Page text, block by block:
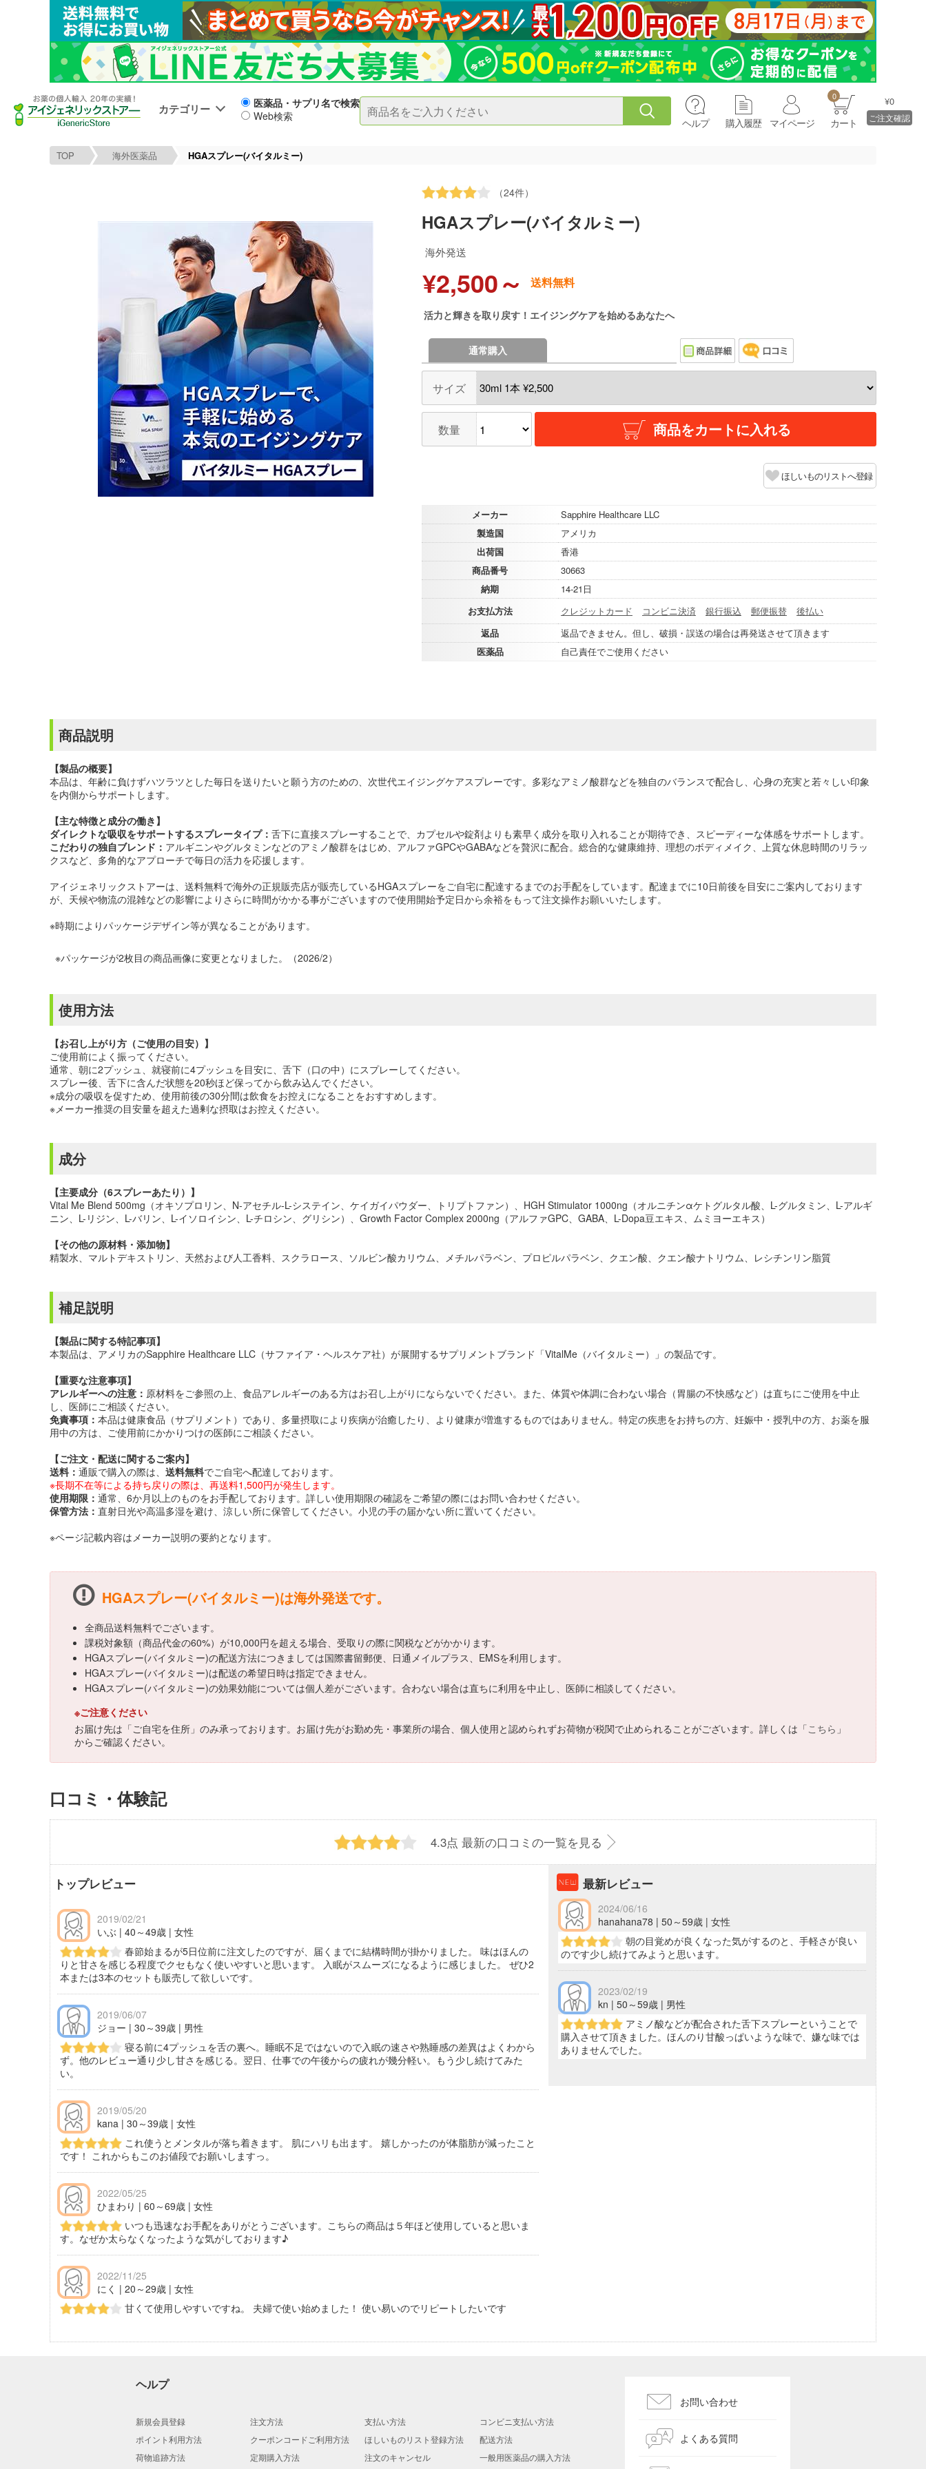
カテゴリー
医薬品・サプリ名で検索
Web検索
ヘルプ 購入履歴 マイページ
0
カート
¥0
ご注文確認
TOP 海外医薬品 HGAスプレー(バイタルミー)
（24件）
HGAスプレー(バイタルミー)
海外発送
¥2,500～ 送料無料
活力と輝きを取り戻す！エイジングケアを始めるあなたへ
通常購入
サイズ
数量 商品をカートに入れる
ほしいものリストへ登録
メーカー
Sapphire Healthcare LLC
製造国
アメリカ
出荷国
香港
商品番号
30663
納期
14-21日
お支払方法
クレジットカード コンビニ決済 銀行振込 郵便振替
後払い
返品
返品できません。但し、破損・誤送の場合は再発送させて頂きます
医薬品
自己責任でご使用ください
商品説明
【製品の概要】
本品は、年齢に負けずハツラツとした毎日を送りたいと願う方のための、次世代エイジングケアスプレーです。多彩なアミノ酸群などを独自のバランスで配合し、心身の充実と若々しい印象
を内側からサポートします。
【主な特徴と成分の働き】
ダイレクトな吸収をサポートするスプレータイプ： 舌下に直接スプレーすることで、カプセルや錠剤よりも素早く成分を取り入れることが期待でき、スピーディーな体感をサポートします。
こだわりの独自ブレンド： アルギニンやグルタミンなどのアミノ酸群をはじめ、アルファGPCやGABAなどを贅沢に配合。総合的な健康維持、理想のボディメイク、上質な休息時間のリラッ
クスなど、多角的なアプローチで毎日の活力を応援します。
アイジェネリックストアーは、送料無料で海外の正規販売店が販売しているHGAスプレーをご自宅に配達するまでのお手配をしています。配達までに10日前後を目安にご案内しております
が、天候や物流の混雑などの影響によりさらに時間がかかる事がございますので使用開始予定日から余裕をもって注文操作お願いいたします。
※時期によりパッケージデザイン等が異なることがあります。
※パッケージが2枚目の商品画像に変更となりました。（2026/2）
使用方法
【お召し上がり方（ご使用の目安）】
ご使用前によく振ってください。
通常、朝に2プッシュ、就寝前に4プッシュを目安に、舌下（口の中）にスプレーしてください。
スプレー後、舌下に含んだ状態を20秒ほど保ってから飲み込んでください。
※成分の吸収を促すため、使用前後の30分間は飲食をお控えになることをおすすめします。
※メーカー推奨の目安量を超えた過剰な摂取はお控えください。
成分
【主要成分（6スプレーあたり）】
Vital Me Blend 500mg（オキソプロリン、N-アセチル-L-システイン、ケイガイパウダー、トリプトファン）、HGH Stimulator 1000ng（オルニチンαケトグルタル酸、L-グルタミン、L-アルギ
ニン、L-リジン、L-バリン、L-イソロイシン、L-チロシン、グリシン）、Growth Factor Complex 2000ng（アルファGPC、GABA、L-Dopa豆エキス、ムミヨーエキス）
【その他の原材料・添加物】
精製水、マルトデキストリン、天然および人工香料、スクラロース、ソルビン酸カリウム、メチルパラベン、プロピルパラベン、クエン酸、クエン酸ナトリウム、レシチンリン脂質
補足説明
【製品に関する特記事項】
本製品は、アメリカのSapphire Healthcare LLC（サファイア・ヘルスケア社）が展開するサプリメントブランド「VitalMe（バイタルミー）」の製品です。
【重要な注意事項】
アレルギーへの注意： 原材料をご参照の上、食品アレルギーのある方はお召し上がりにならないでください。また、体質や体調に合わない場合（胃腸の不快感など）は直ちにご使用を中止
し、医師にご相談ください。
免責事項： 本品は健康食品（サプリメント）であり、多量摂取により疾病が治癒したり、より健康が増進するものではありません。特定の疾患をお持ちの方、妊娠中・授乳中の方、お薬を服
用中の方は、ご使用前にかかりつけの医師にご相談ください。
【ご注文・配送に関するご案内】
送料： 通販で購入の際は、 送料無料でご自宅へ配達しております。
※長期不在等による持ち戻りの際は、再送料1,500円が発生します。
使用期限： 通常、6か月以上のものをお手配しております。詳しい使用期限の確認をご希望の際にはお問い合わせください。
保管方法： 直射日光や高温多湿を避け、涼しい所に保管してください。小児の手の届かない所に置いてください。
※ページ記載内容はメーカー説明の要約となります。
HGAスプレー(バイタルミー)は海外発送です。
全商品送料無料でございます。
課税対象額（商品代金の60%）が10,000円を超える場合、受取りの際に関税などがかかります。
HGAスプレー(バイタルミー)の配送方法につきましては国際書留郵便、日通メイルプラス、EMSを利用します。
HGAスプレー(バイタルミー)は配送の希望日時は指定できません。
HGAスプレー(バイタルミー)の効果効能については個人差がございます。合わない場合は直ちに利用を中止し、医師に相談してください。
※ご注意ください
お届け先は「ご自宅を住所」のみ承っております。お届け先がお勤め先・事業所の場合、個人使用と認められずお荷物が税関で止められることがございます。詳しくは「こちら 」
からご確認ください。
口コミ・体験記
4.3点 最新の口コミの一覧を見る
トップレビュー
2019/02/21
いぶ | 40～49歳 | 女性
春節始まるが5日位前に注文したのですが、届くまでに結構時間が掛かりました。 味はほんの
りと甘さを感じる程度でクセもなく使いやすいと思います。 入眠がスムーズになるように感じました。 ぜひ2
本または3本のセットも販売して欲しいです。
2019/06/07
ジョー | 30～39歳 | 男性
寝る前に4プッシュを舌の裏へ。睡眠不足ではないので入眠の速さや熟睡感の差異はよくわから
ず。他のレビュー通り少し甘さを感じる。翌日、仕事での午後からの疲れが幾分軽い。もう少し続けてみた
い。
2019/05/20
kana | 30～39歳 | 女性
これ使うとメンタルが落ち着きます。 肌にハリも出ます。 嬉しかったのが体脂肪が減ったこと
です！ これからもこのお値段でお願いしますっ。
2022/05/25
ひまわり | 60～69歳 | 女性
いつも迅速なお手配をありがとうございます。こちらの商品は５年ほど使用していると思いま
す。なぜか太らなくなったような気がしております♪
2022/11/25
にく | 20～29歳 | 女性
甘くて使用しやすいですね。 夫婦で使い始めました！ 使い易いのでリピートしたいです
最新レビュー
2024/06/16
hanahana78 | 50～59歳 | 女性
朝の目覚めが良くなった気がするのと、手軽さが良い
のです少し続けてみようと思います。
2023/02/19
kn | 50～59歳 | 男性
アミノ酸などが配合された舌下スプレーということで
購入させて頂きました。ほんのり甘酸っぱいような味で、嫌な味では
ありませんでした。
ヘルプ
新規会員登録 注文方法 支払い方法
コンビニ支払い方法
ポイント利用方法
クーポンコードご利用方法 ほしいものリスト登録方法
配送方法
荷物追跡方法
定期購入方法 注文のキャンセル 一般用医薬品の購入方法
お問い合わせ
よくある質問